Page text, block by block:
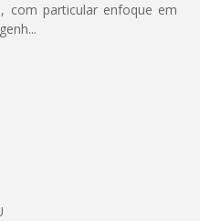
com particular enfoque em